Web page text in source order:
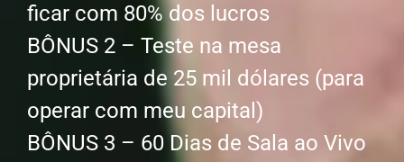
ficar com 80% dos lucros
BÔNUS 2 – Teste na mesa
proprietária de 25 mil dólares (para
operar com meu capital)
BÔNUS 3 – 60 Dias de Sala ao Vivo